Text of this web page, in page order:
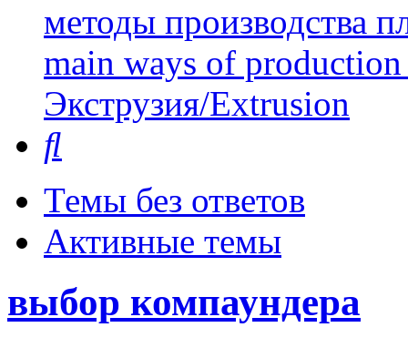
методы производства
main ways of
Экструзия/Extrusion
Темы без ответов
Активные темы
выбор компаундера